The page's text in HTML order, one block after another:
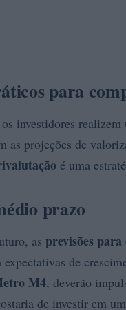
para
investidores realizem
as projeções de
é uma
prazo
as previsões
expectativas de
M4, deverão
de investir em